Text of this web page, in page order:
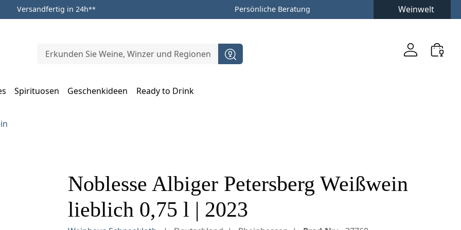
Versandfertig in 24h** Persönliche Beratung Weinwelt
Spirituosen Geschenkideen
Ready to Drink
Noblesse Albiger Petersberg Weißwein
lieblich 0,75 l | 2023